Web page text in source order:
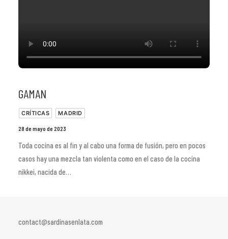
GAMAN
CRÍTICAS MADRID
28 de mayo de 2023
Toda cocina es al fin y al cabo una forma de fusión, pero en pocos
casos hay una mezcla tan violenta como en el caso de la cocina
nikkei, nacida de…
contact@sardinasenlata.com